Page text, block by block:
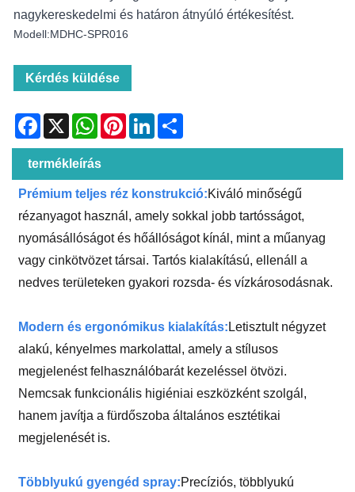
nagykereskedelmi és határon átnyúló értékesítést.
Modell:MDHC-SPR016
Kérdés küldése
Facebook
X WhatsAppPinterestLinkedIn
termékleírás
Prémium teljes réz konstrukció:Kiváló minőségű
rézanyagot használ, amely sokkal jobb tartósságot,
nyomásállóságot és hőállóságot kínál, mint a műanyag
vagy cinkötvözet társai. Tartós kialakítású, ellenáll a
nedves területeken gyakori rozsda- és vízkárosodásnak.
Modern és ergonómikus kialakítás: Letisztult négyzet
alakú, kényelmes markolattal, amely a stílusos
megjelenést felhasználóbarát kezeléssel ötvözi.
Nemcsak funkcionális higiéniai eszközként szolgál,
hanem javítja a fürdőszoba általános esztétikai
megjelenését is.
Többlyukú gyengéd spray:Precíziós, többlyukú